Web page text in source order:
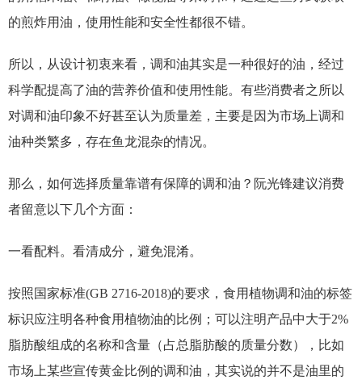
的煎炸用油，使用性能和安全性都很不错。
所以，从设计初衷来看，调和油其实是一种很好的油，经过
科学配提高了油的营养价值和使用性能。有些消费者之所以
对调和油印象不好甚至认为质量差，主要是因为市场上调和
油种类繁多，存在鱼龙混杂的情况。
那么，如何选择质量靠谱有保障的调和油？阮光锋建议消费
者留意以下几个方面：
一看配料。看清成分，避免混淆。
按照国家标准(GB 2716-2018)的要求，食用植物调和油的标签
标识应注明各种食用植物油的比例；可以注明产品中大于2%
脂肪酸组成的名称和含量（占总脂肪酸的质量分数），比如
市场上某些宣传黄金比例的调和油，其实说的并不是油里的